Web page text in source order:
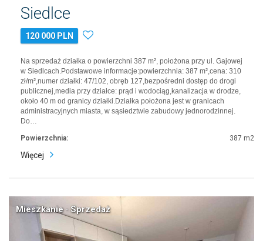
Siedlce
120 000 PLN
Na sprzedaż działka o powierzchni 387 m², położona przy ul. Gajowej
w Siedlcach.Podstawowe informacje:powierzchnia: 387 m²,cena: 310
zł/m²,numer działki: 47/102, obręb 127,bezpośredni dostęp do drogi
publicznej,media przy działce: prąd i wodociąg,kanalizacja w drodze,
około 40 m od granicy działki.Działka położona jest w granicach
administracyjnych miasta, w sąsiedztwie zabudowy jednorodzinnej.
Do…
Powierzchnia: 387 m2
Więcej
Mieszkanie · Sprzedaż